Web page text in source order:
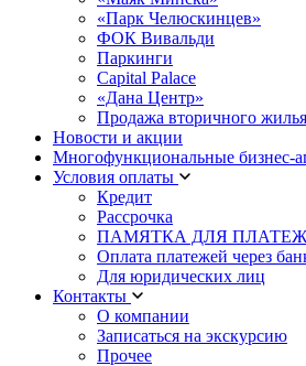
«Парк Челюскинцев»
ФОК Вивальди
Паркинги
Capital Palace
«Дана Центр»
Продажа вторичного жилья
Новости и акции
Многофункциональные бизнес-
Условия оплаты
Кредит
Рассрочка
ПАМЯТКА ДЛЯ
Оплата платежей через
Для юридических лиц
Контакты
О компании
Записаться на экскурсию
Прочее